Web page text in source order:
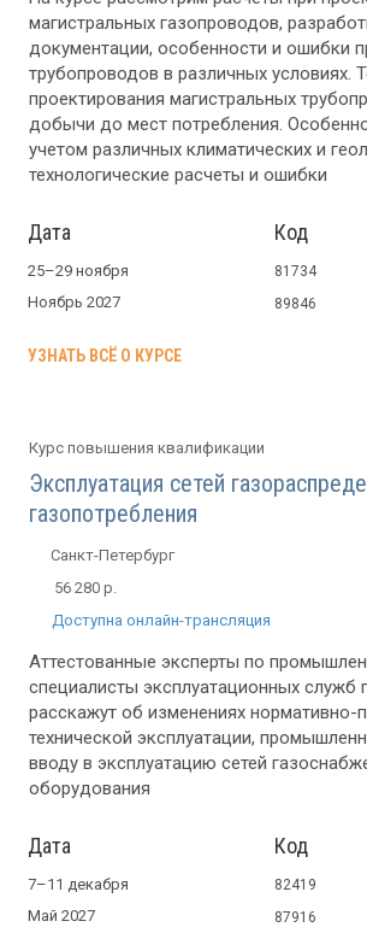
магистральных газопроводов,
документации, особенности и ошибки
трубопроводов в различных условиях.
проектирования магистральных
добычи до мест потребления.
учетом различных климатических и
технологические расчеты и ошибки
Дата
25–29 ноября
Ноябрь 2027
Код
81734
89846
УЗНАТЬ ВСЁ О КУРСЕ
Курс повышения квалификации
Эксплуатация сетей
газопотребления
Санкт-Петербург
56 280 р.
Доступна онлайн-трансляция
Аттестованные эксперты по
специалисты эксплуатационных служб
расскажут об изменениях нормативно-
технической эксплуатации,
вводу в эксплуатацию сетей
оборудования
Дата
7–11 декабря
Май 2027
Код
82419
87916